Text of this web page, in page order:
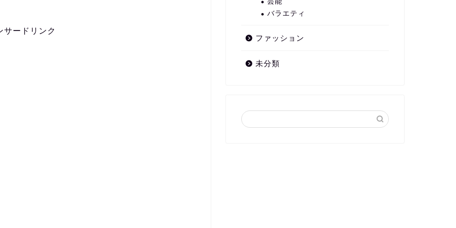
サードリンク
バラエティ
ファッション
未分類